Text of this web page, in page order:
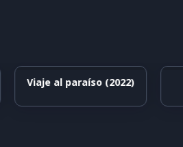
Viaje al paraíso (2022)